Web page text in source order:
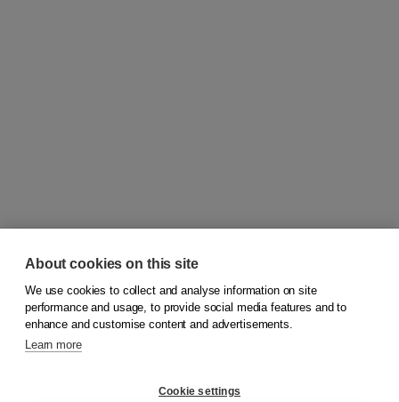
© 2026Koninklijke Boom uitgevers
About cookies on this site
We use cookies to collect and analyse information on site
performance and usage, to provide social media features and to
enhance and customise content and advertisements.
Learn more
Cookie settings